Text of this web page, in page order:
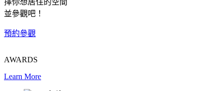
擇你想居住的空間
並參觀吧！
預約參觀
AWARDS
Learn More